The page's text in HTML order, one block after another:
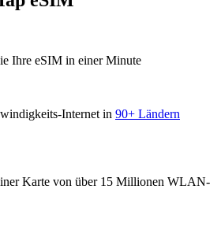
Ihre eSIM in einer Minute
Internet in 90+ Ländern
Karte von über 15 Millionen WLAN-